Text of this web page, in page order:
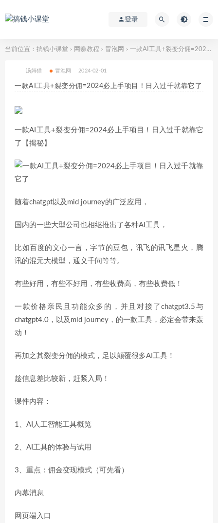
登录
当前位置： 搞钱小课堂 > 网赚教程 > 冒泡网 > 一款AI工具+裂变分佣=2024必上手项目！日入过千就靠它了
汤姆猫 冒泡网 2024-02-01
一款AI工具+裂变分佣=2024必上手项目！日入过千就靠它了
一款AI工具+裂变分佣=2024必上手项目！日入过千就靠它
了【揭秘】
随着chatgpt以及mid journey的广泛应用，
国内的一些大型公司也相继推出了各种AI工具，
比如百度的文心一言，字节的豆包，讯飞的讯飞星火，腾
讯的混元大模型，通义千问等等。
有些好用，有些不好用，有些收费高，有些收费低！
一款价格亲民且功能众多的，并且对接了chatgpt3.5与
chatgpt4.0，以及mid journey，的一款工具，必定会带来轰
动！
再加之其裂变分佣的模式，足以颠覆很多AI工具！
趁信息差比较新，赶紧入局！
课件内容：
1、AI人工智能工具概览
2、AI工具的体验与试用
3、重点：佣金变现模式（可先看）
内幕消息
网页端入口